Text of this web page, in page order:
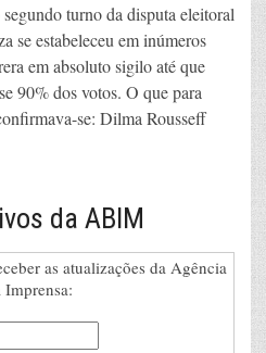
turno da disputa eleitoral
se estabeleceu em inúmeros
em absoluto sigilo até que
90% dos votos. O que para
se: Dilma Rousseff
da ABIM
as atualizações da Agência
Imprensa: